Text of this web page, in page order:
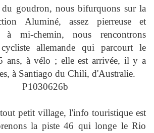
nous bifurquons sur la
Aluminé, assez pierreuse et
à mi-chemin, nous rencontrons
allemande qui parcourt le
ans, à vélo ; elle est arrivée, il y a
à Santiago du Chili, d'Australie.
petit village, l'info touristique est
la piste 46 qui longe le Rio